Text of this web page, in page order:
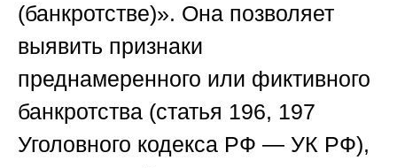
(банкротстве)». Она позволяет
выявить признаки
преднамеренного или фиктивного
банкротства (статья 196, 197
Уголовного кодекса РФ — УК РФ),